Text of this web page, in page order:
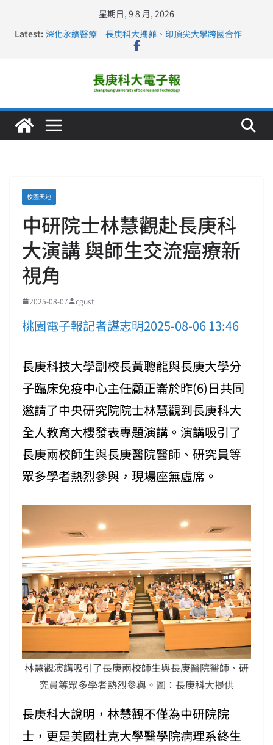
星期日, 9 8 月, 2026
Latest: 深化永續醫療 長庚科大攜菲、印頂尖大學跨國合作
長庚科大訪凱瑟醫療集團、美容學校收穫豐
仁德醫專與長庚科大締結策略聯盟 培育護理尖兵
長庚科大連四年穩居《遠見》醫學大學第5名 辦學實力再
校園天地
中研院士林慧觀赴長庚科
大演講 與師生交流癌療新
視角
2025-08-07 cgust
桃園電子報記者諶志明2025-08-06 13:46
長庚科技大學副校長黃聰龍與長庚大學分
子臨床免疫中心主任顧正崙於昨(6)日共同
邀請了中央研究院院士林慧觀到長庚科大
全人教育大樓發表專題演講。演講吸引了
長庚兩校師生與長庚醫院醫師、研究員等
眾多學者熱烈參與，現場座無虛席。
林慧觀演講吸引了長庚兩校師生與長庚醫院醫師、研
究員等眾多學者熱烈參與。圖：長庚科大提供
長庚科大說明，林慧觀不僅為中研院院
士，更是美國杜克大學醫學院病理系終生